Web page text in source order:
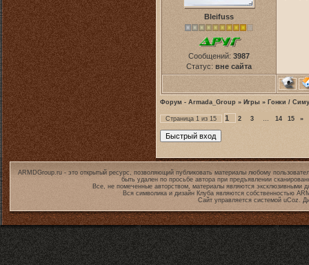
Bleifuss
Сообщений: 3987
Статус: вне сайта
Форум - Armada_Group » Игры » Гонки /
Страница 1 из 15 1 2 3 … 14 15 »
ARMDGroup.ru - это открытый ресурс, позволяющий публиковать материалы любому
быть удален по просьбе автора при предъявлении
Все, не помеченные авторством, материалы являются эксклюзивными
Вся символика и дизайн Клуба являются собственностью
Сайт управляется системой uCoz.